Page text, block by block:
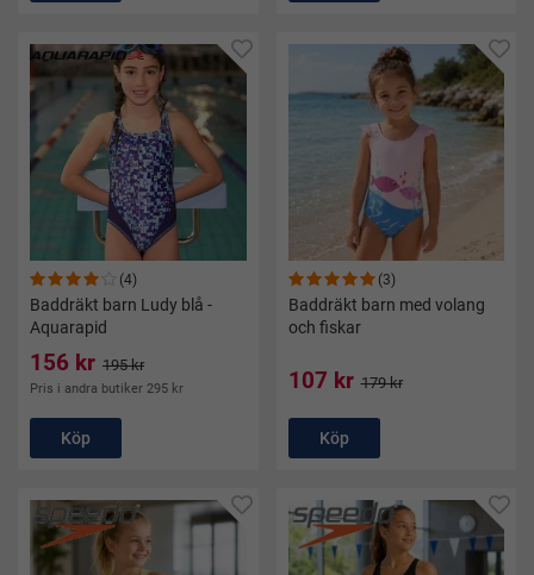
(4)
Baddräkt barn Ludy blå -
Aquarapid
156 kr 195 kr
Pris i andra butiker 295 kr
Köp
(3)
Baddräkt barn med volang
och fiskar
107 kr 179 kr
Köp